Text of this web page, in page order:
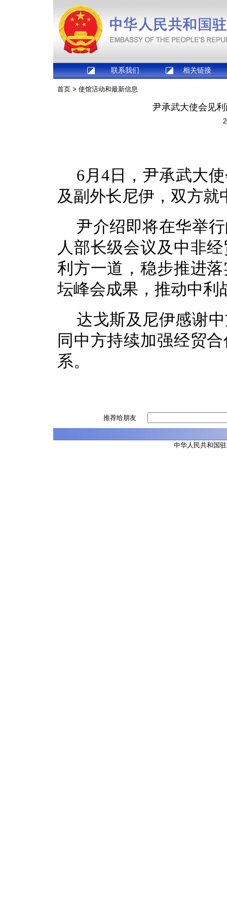
联系我们 相关链接
首页 > 使馆活动和最新信息
尹承武大使会见
6月4日，尹承武大
及副外长尼伊，双方
尹介绍即将在华举
人部长级会议及中非
利方一道，稳步推进
坛峰会成果，推动中利
达戈斯及尼伊感谢
同中方持续加强经贸
系。
推荐给朋友
中华人民共和国